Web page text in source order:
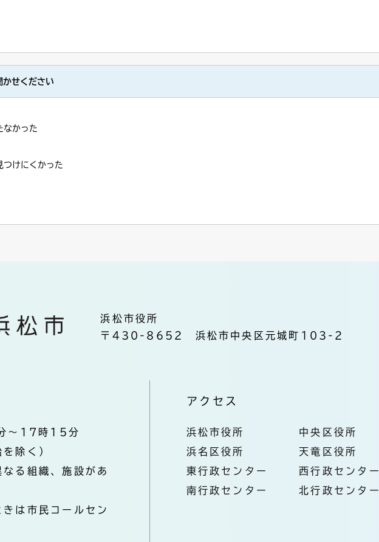
かせください
なかった
つけにくかった
浜松市役所
〒430-8652 浜松市中央区元城町103-2
～17時15分
除く）
る組織、施設があ
は市民コールセン
アクセス
浜松市役所
中央区役所
浜名区役所
天竜区役所
東行政センター
西行政センター
南行政センター
北行政センター